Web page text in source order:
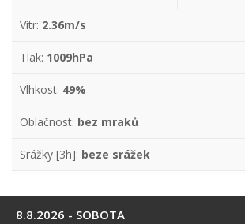
Vítr: 2.36m/s
Tlak: 1009hPa
Vlhkost: 49%
Oblačnost: bez mraků
Srážky [3h]: beze srážek
8.8.2026 - SOBOTA